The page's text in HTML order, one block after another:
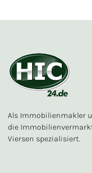
Als Immobilienmakler
die
Viersen spezialisiert.